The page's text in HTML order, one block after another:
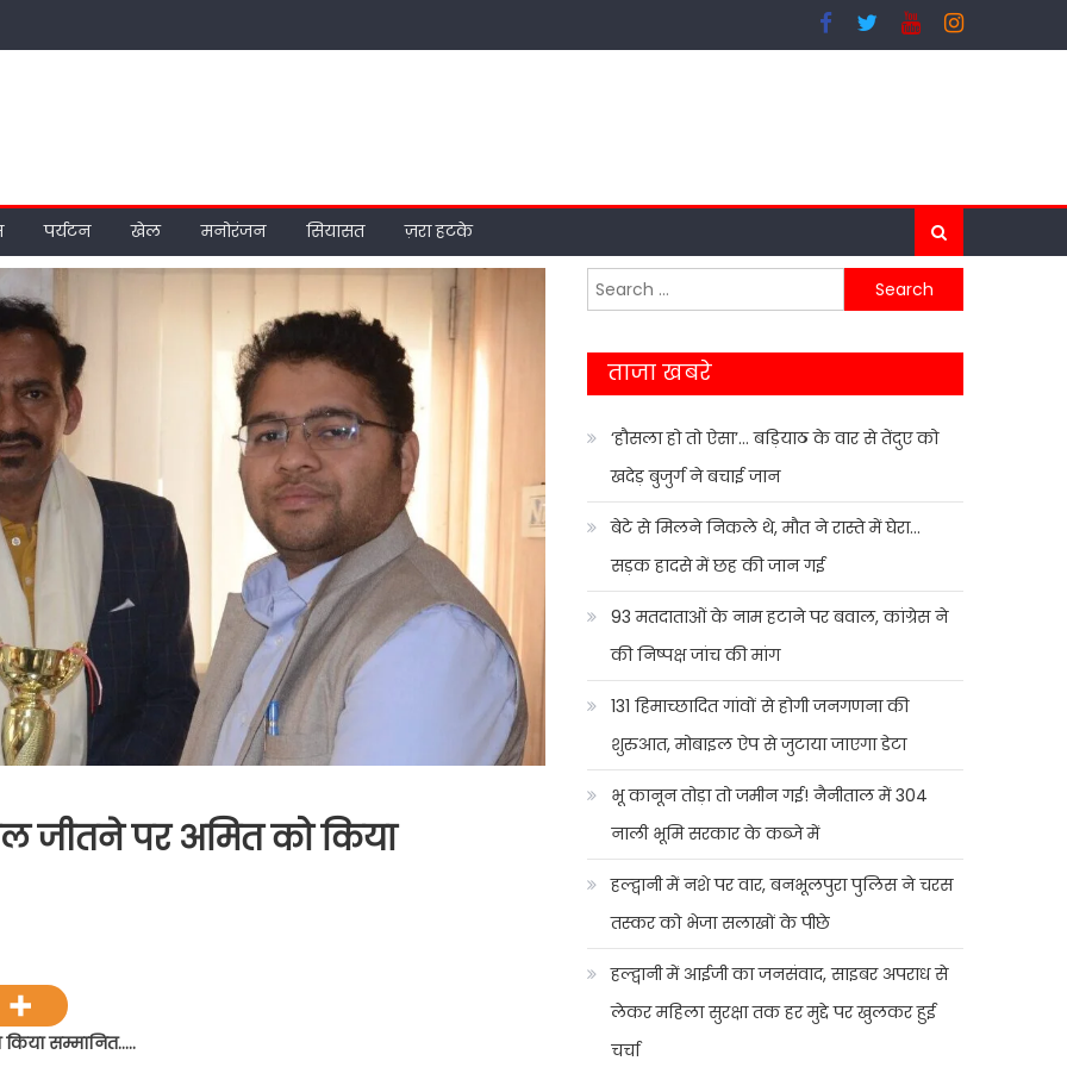
पर्यटन खेल मनोरंजन सियासत ज़रा हटके
जीतने पर अमित को किया
का
सम्मानित…..
Search
for:
ताजा खबरे
‘हौसला हो तो ऐसा’… बड़ियाठ के वार से तेंदुए को
खदेड़ बुजुर्ग ने बचाई जान
बेटे से मिलने निकले थे, मौत ने रास्ते में घेरा…
सड़क हादसे में छह की जान गई
93 मतदाताओं के नाम हटाने पर बवाल, कांग्रेस ने
की निष्पक्ष जांच की मांग
131 हिमाच्छादित गांवों से होगी जनगणना की
शुरुआत, मोबाइल ऐप से जुटाया जाएगा डेटा
भू कानून तोड़ा तो जमीन गई! नैनीताल में 304
नाली भूमि सरकार के कब्जे में
हल्द्वानी में नशे पर वार, बनभूलपुरा पुलिस ने चरस
तस्कर को भेजा सलाखों के पीछे
हल्द्वानी में आईजी का जनसंवाद, साइबर अपराध से
लेकर महिला सुरक्षा तक हर मुद्दे पर खुलकर हुई
चर्चा